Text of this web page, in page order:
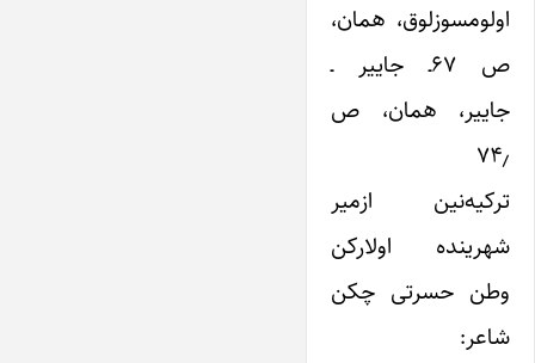
اولومسوزلوق، همان،
ص ۶۷ـ جاییر ـ
جاییر، همان، ص
۷۴٫
ترکیه‌‌‌‌‌‌‌‌نین ازمیر
شهرینده اولارکن
وطن حسرتی چکن
شاعر: